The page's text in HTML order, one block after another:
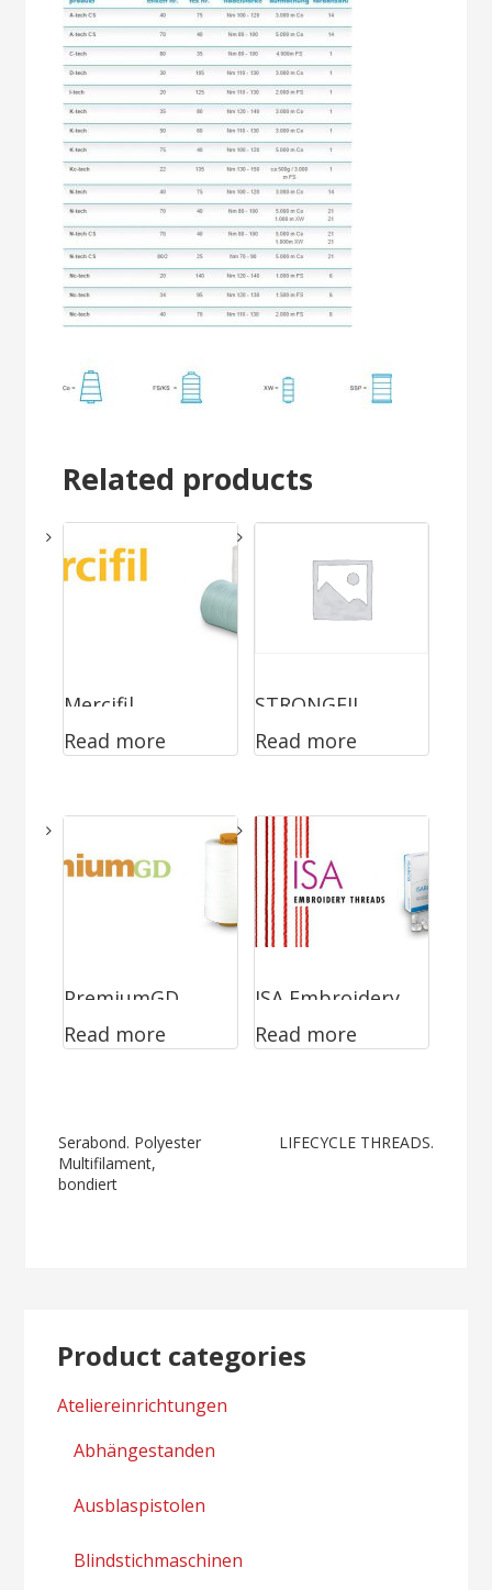
Related products
Mercifil.
Baumwolle
Read more
STRONGFIL.
Polyamid 6.6
Read more
PremiumGD.
Viskose/Baumw
Read more
ISA Embroidery
Threads
Read more
Post
navigation
Serabond. Polyester
Multifilament,
bondiert
LIFECYCLE THREADS.
Product categories
Ateliereinrichtungen
Abhängestanden
Ausblaspistolen
Blindstichmaschinen